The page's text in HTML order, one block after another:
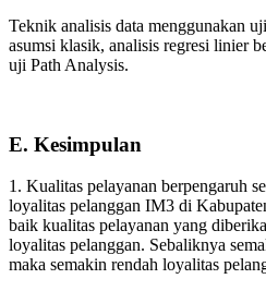
Teknik analisis data menggunakan
asumsi klasik, analisis regresi linier
uji Path Analysis.
E. Kesimpulan
1. Kualitas pelayanan berpengaruh
loyalitas pelanggan IM3 di
baik kualitas pelayanan yang
loyalitas pelanggan. Sebaliknya
maka semakin rendah loyalitas